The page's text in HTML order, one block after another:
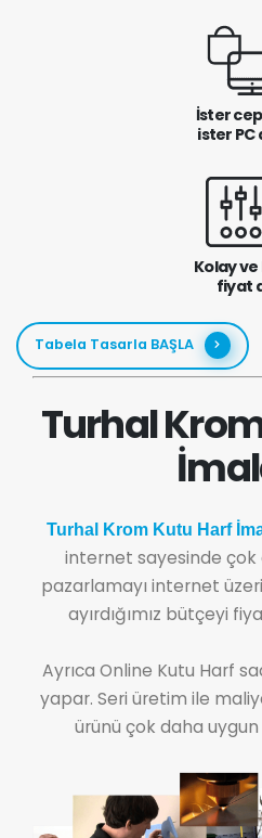
İster
ister PC
Kolay ve
fiyat
Tabela Tasarla BAŞLA
Turhal
Turhal Krom Kutu Harf
internet sayesinde çok
pazarlamayı internet
ayırdığımız bütçeyi
Ayrıca Online Kutu Harf
yapar. Seri üretim ile
ürünü çok daha